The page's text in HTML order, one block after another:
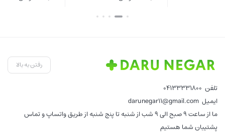
قیمت
بستن
رفتن به بالا
تلفن 04133331800
ایمیل darunegar11@gmail.com
ما از ساعت 9 صبح الی 9 شب از شنبه تا پنج شنبه از طریق واتساپ و تماس
پشتیبان شما هستیم